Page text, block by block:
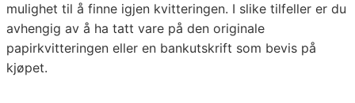
mulighet til å finne igjen kvitteringen. I slike tilfeller er du
avhengig av å ha tatt vare på den originale
papirkvitteringen eller en bankutskrift som bevis på
kjøpet.